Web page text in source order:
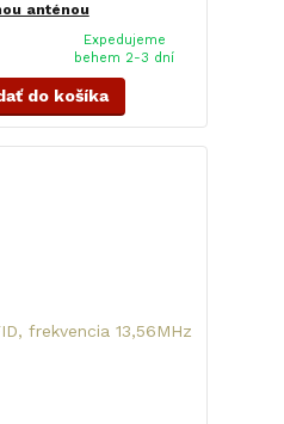
anténou
Expedujeme
behem 2-3 dní
do košíka